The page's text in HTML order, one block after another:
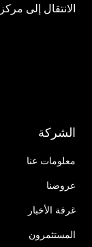
الانتقال إلى
الشركة
معلومات عنا
عروضنا
غرفة الأخبار
المستثمرون